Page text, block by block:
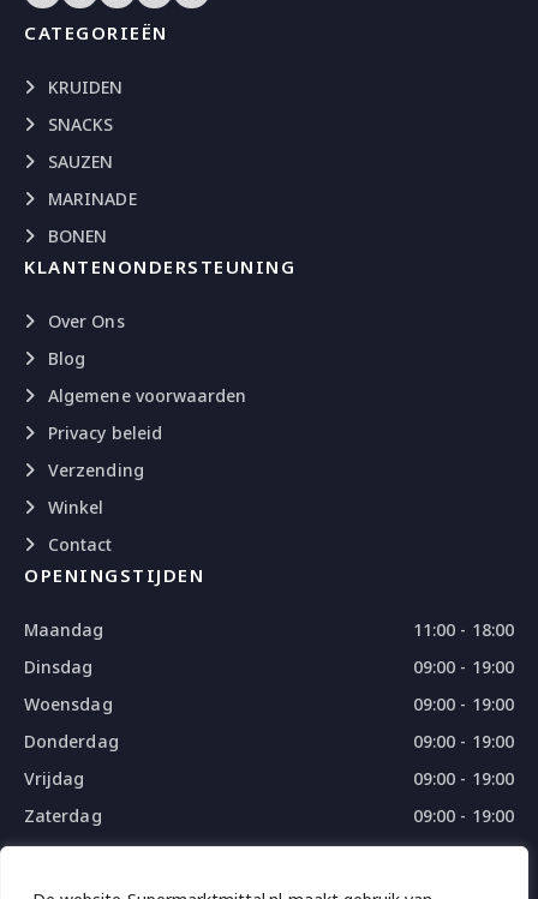
CATEGORIEËN
KRUIDEN
SNACKS
SAUZEN
MARINADE
BONEN
KLANTENONDERSTEUNING
Over Ons
Blog
Algemene voorwaarden
Privacy beleid
Verzending
Winkel
Contact
OPENINGSTIJDEN
Maandag
11:00 - 18:00
Dinsdag
09:00 - 19:00
Woensdag
09:00 - 19:00
Donderdag
09:00 - 19:00
Vrijdag
09:00 - 19:00
Zaterdag
09:00 - 19:00
Zondag
09:00 - 18:00